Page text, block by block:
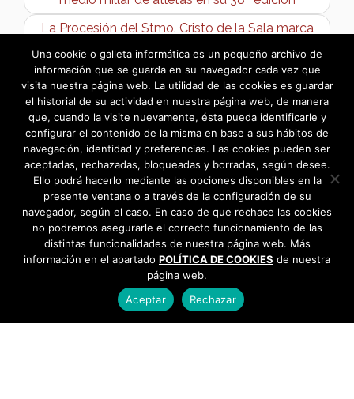
La Procesión del Stmo. Cristo de la Sala marca
el ritmo de las fiestas de Bargas →
Una cookie o galleta informática es un pequeño archivo de
información que se guarda en su navegador cada vez que
visita nuestra página web. La utilidad de las cookies es guardar
el historial de su actividad en nuestra página web, de manera
que, cuando la visite nuevamente, ésta pueda identificarle y
configurar el contenido de la misma en base a sus hábitos de
navegación, identidad y preferencias. Las cookies pueden ser
aceptadas, rechazadas, bloqueadas y borradas, según desee.
Ello podrá hacerlo mediante las opciones disponibles en la
presente ventana o a través de la configuración de su
navegador, según el caso. En caso de que rechace las cookies
no podremos asegurarle el correcto funcionamiento de las
distintas funcionalidades de nuestra página web. Más
información en el apartado POLÍTICA DE COOKIES de nuestra
página web.
Aceptar
Rechazar